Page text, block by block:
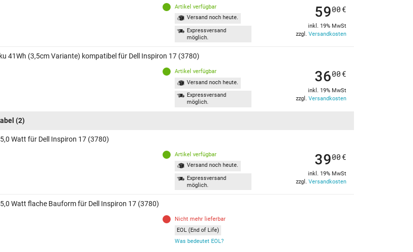
Artikel verfügbar
Versand noch heute.
Expressversand
möglich.
5900 €
inkl. 19% MwSt
zzgl. Versandkosten
41Wh (3,5cm Variante) kompatibel für Dell Inspiron 17 (3780)
Artikel verfügbar
Versand noch heute.
Expressversand
möglich.
3600 €
inkl. 19% MwSt
zzgl. Versandkosten
(2)
Watt für Dell Inspiron 17 (3780)
Artikel verfügbar
Versand noch heute.
Expressversand
möglich.
3900 €
inkl. 19% MwSt
zzgl. Versandkosten
Watt flache Bauform für Dell Inspiron 17 (3780)
Nicht mehr lieferbar
EOL (End of Life)
Was bedeutet EOL?